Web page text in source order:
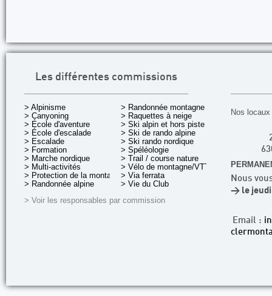
Les différentes commissions
> Alpinisme
> Canyoning
> École d'aventure
> École d'escalade
> Escalade
> Formation
> Marche nordique
> Multi-activités
> Protection de la montagne
> Randonnée alpine
> Randonnée montagne
> Raquettes à neige
> Ski alpin et hors piste
> Ski de rando alpine
> Ski rando nordique
> Spéléologie
> Trail / course nature
> Vélo de montagne/VTT
> Via ferrata
> Vie du Club
> Voir les responsables par commission
Nos
Nous
> le jeudi
Email :